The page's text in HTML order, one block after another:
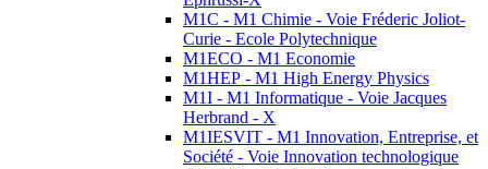
M1C - M1 Chimie - Voie Fréderic Joliot-
Curie - Ecole Polytechnique
M1ECO - M1 Economie
M1HEP - M1 High Energy Physics
M1I - M1 Informatique - Voie Jacques
Herbrand - X
M1IESVIT - M1 Innovation, Entreprise, et
Société - Voie Innovation technologique